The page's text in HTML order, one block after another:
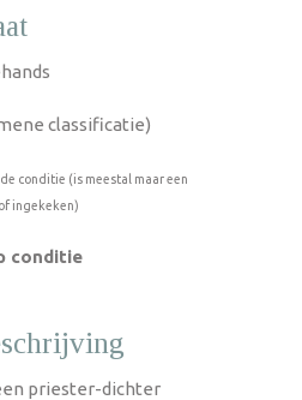
classificatie)
conditie (is meestal maar een
ingekeken)
conditie
priester-dichter